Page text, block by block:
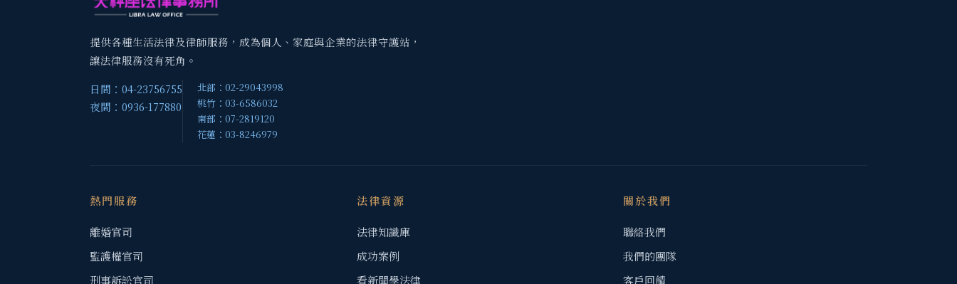
律師代寫合約或修改
各類房屋買賣糾紛 ›
律師訴訟追討債權
律師陪同警局、調查局訊問
防止脫產、進行保全程序和查封
提供各種生活法律及律師服務，成為個人、家庭與企業的法律守護站，
讓法律服務沒有死角。
日間：04-23756755
夜間：0936-177880
北部：02-29043998
桃竹：03-6586032
南部：07-2819120
花蓮：03-8246979
熱門服務
離婚官司
監護權官司
刑事訴訟官司
法律資源
法律知識庫
成功案例
看新聞學法律
關於我們
聯絡我們
我們的團隊
客戶回饋